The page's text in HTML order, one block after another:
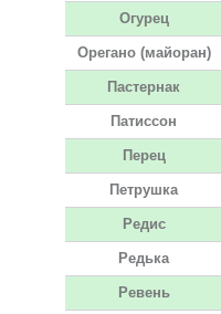
Огурец
Орегано (майоран)
Пастернак
Патиссон
Перец
Петрушка
Редис
Редька
Ревень